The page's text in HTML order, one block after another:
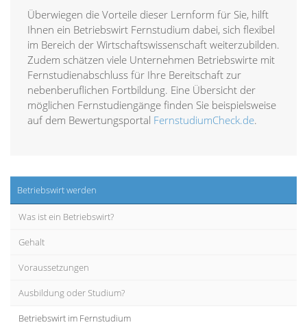
Überwiegen die Vorteile dieser Lernform für Sie, hilft
Ihnen ein Betriebswirt Fernstudium dabei, sich flexibel
im Bereich der Wirtschaftswissenschaft weiterzubilden.
Zudem schätzen viele Unternehmen Betriebswirte mit
Fernstudienabschluss für Ihre Bereitschaft zur
nebenberuflichen Fortbildung. Eine Übersicht der
möglichen Fernstudiengänge finden Sie beispielsweise
auf dem Bewertungsportal FernstudiumCheck.de.
Betriebswirt werden
Was ist ein Betriebswirt?
Gehalt
Voraussetzungen
Ausbildung oder Studium?
Betriebswirt im Fernstudium